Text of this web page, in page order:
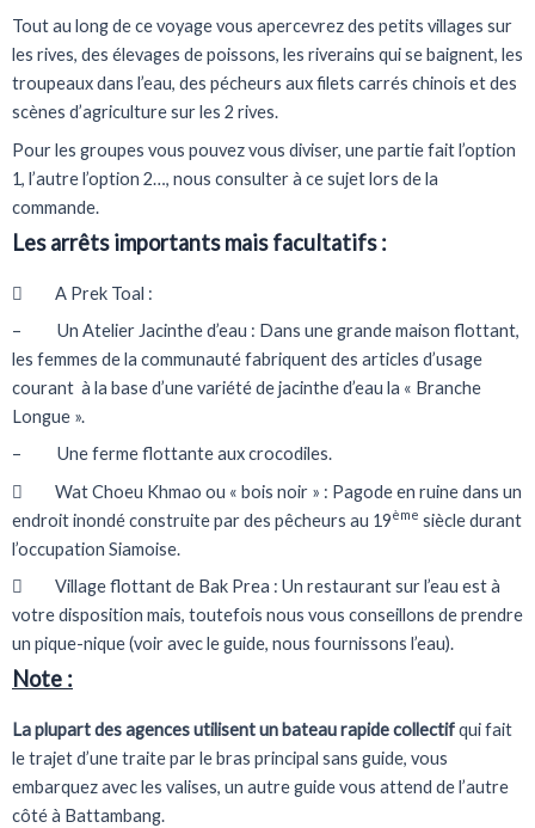
Tout au long de ce voyage vous apercevrez des petits villages sur
les rives, des élevages de poissons, les riverains qui se baignent, les
troupeaux dans l’eau, des pécheurs aux filets carrés chinois et des
scènes d’agriculture sur les 2 rives.
Pour les groupes vous pouvez vous diviser, une partie fait l’option
1, l’autre l’option 2…, nous consulter à ce sujet lors de la
commande.
Les arrêts importants mais facultatifs :
 A Prek Toal :
– Un Atelier Jacinthe d’eau : Dans une grande maison flottant,
les femmes de la communauté fabriquent des articles d’usage
courant à la base d’une variété de jacinthe d’eau la « Branche
Longue ».
– Une ferme flottante aux crocodiles.
 Wat Choeu Khmao ou « bois noir » : Pagode en ruine dans un
endroit inondé construite par des pêcheurs au 19ème siècle durant
l’occupation Siamoise.
 Village flottant de Bak Prea : Un restaurant sur l’eau est à
votre disposition mais, toutefois nous vous conseillons de prendre
un pique-nique (voir avec le guide, nous fournissons l’eau).
Note :
La plupart des agences utilisent un bateau rapide collectifqui fait
le trajet d’une traite par le bras principal sans guide, vous
embarquez avec les valises, un autre guide vous attend de l’autre
côté à Battambang.